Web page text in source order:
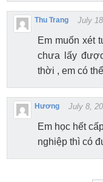
Thu Trang July
Em muốn xét
chưa lấy
thời , em có
Hương July 8,
Em học hết
nghiệp thì có